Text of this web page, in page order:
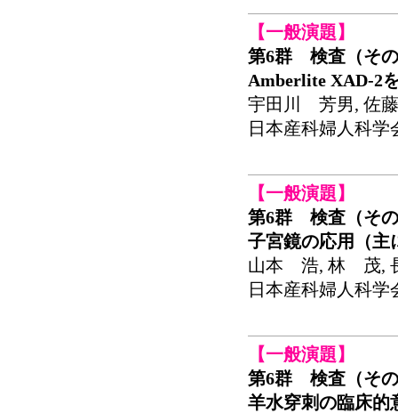
【一般演題】
第6群 検査（そ
Amberlite XAD-2
宇田川 芳男, 佐
日本産科婦人科学
【一般演題】
第6群 検査（そ
子宮鏡の応用（主
山本 浩, 林 茂,
日本産科婦人科学
【一般演題】
第6群 検査（そ
羊水穿刺の臨床的